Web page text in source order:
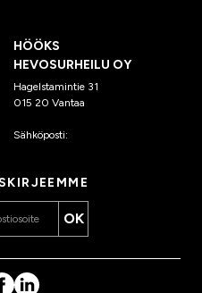
HÖÖKS
HEVOSURHEILU OY
Hagelstamintie 31
015 20 Vantaa
Sähköposti:
OK